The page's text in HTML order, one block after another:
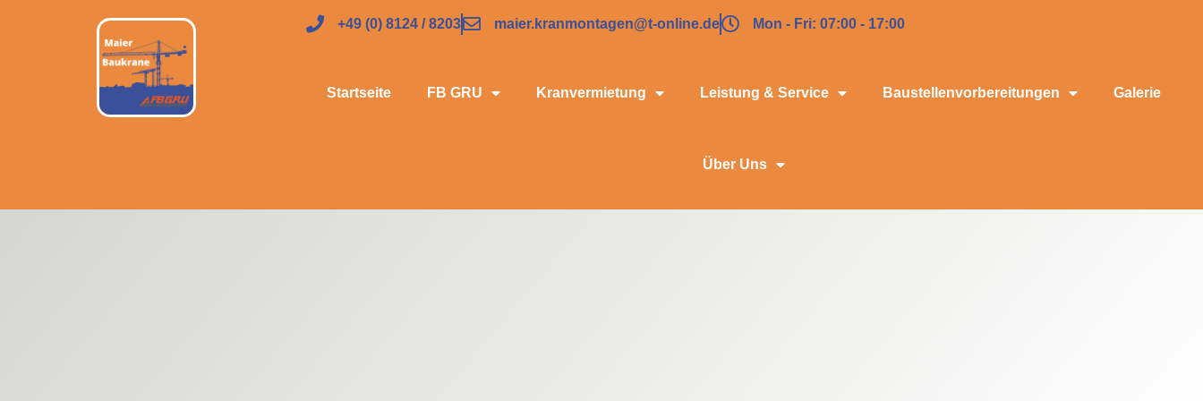
+49 (0) 8124 / 8203 maier.kranmontagen@t-online.de Mon - Fri: 07:00 - 17:00
Startseite FB GRU Kranvermietung Leistung & Service Baustellenvorbereitungen Galerie
Über Uns